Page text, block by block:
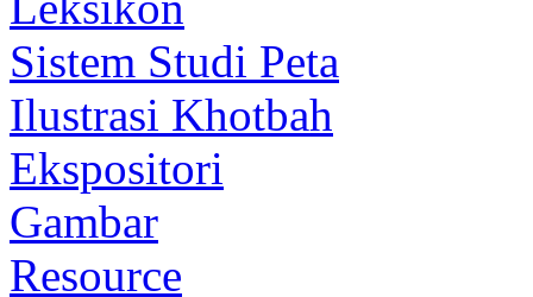
Sistem Studi Peta
Ilustrasi Khotbah
Ekspositori
Gambar
Resource